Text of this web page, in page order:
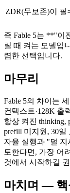
ZDR(무보존)이 필
즉 Fable 5는 **"이
릴 때 켜는 모델입
렴한 선택입니다.
마무리
Fable 5의 차이는
컨텍스트·128K 출
항상 켜진 thinking,
prefill 미지원, 30일
자율 실행과 "덜
토한다면, 가장 어
것에서 시작하길
마치며 — 핵